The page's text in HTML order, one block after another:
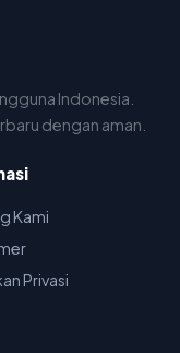
Indonesia.
dengan aman.
Kami
Privasi